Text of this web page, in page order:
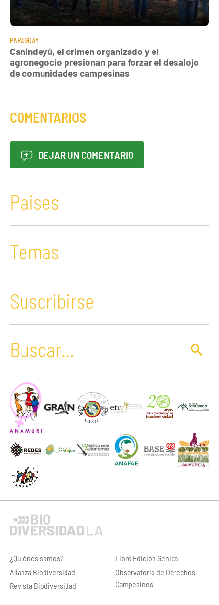
PARAGUAY
Canindeyú, el crimen organizado y el
agronegocio presionan para forzar el desalojo
de comunidades campesinas
COMENTARIOS
DEJAR UN COMENTARIO
Paises
Temas
Suscribirse
¿Quiénes somos?
Alianza Biodiversidad
Revista Biodiversidad
Libro Edición Génica
Observatorio de Derechos
Campesinos